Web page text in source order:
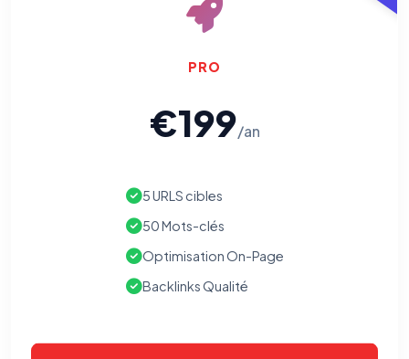
PRO
€199/an
5 URLS cibles
50 Mots-clés
Optimisation On-Page
Backlinks Qualité